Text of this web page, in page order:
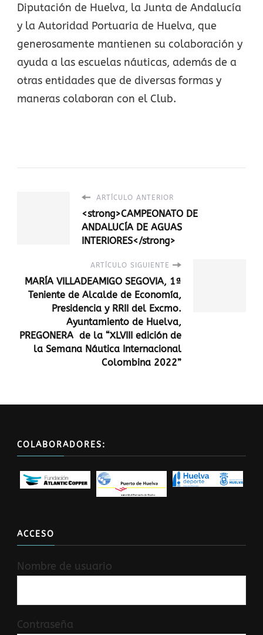
Diputación de Huelva, la Junta de Andalucía
y la Autoridad Portuaria de Huelva, que
generosamente mantienen su colaboración y
ayuda a las escuelas náuticas, además de a
otras entidades que de diversas formas y
maneras colaboran con el Club.
ARTÍCULO ANTERIOR
<strong>CAMPEONATO DE
ANDALUCÍA DE AGUAS
INTERIORES</strong>
ARTÍCULO SIGUIENTE
MARÍA VILLADEAMIGO SEGOVIA, 1ª
Teniente de Alcalde de Economía,
Presidencia y RRII del Excmo.
Ayuntamiento de Huelva,
PREGONERA de la “XLVIII edición de
la Semana Náutica Internacional
Colombina 2022”
COLABORADORES:
ACCESO
Nombre de usuario
Contraseña